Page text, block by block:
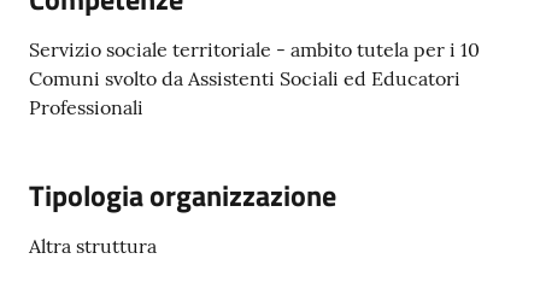
Documenti
e
dati
Contatti
Servizio sociale territoriale - ambito tutela per i 10
Comuni svolto da Assistenti Sociali ed Educatori
Professionali
Tipologia organizzazione
Altra struttura